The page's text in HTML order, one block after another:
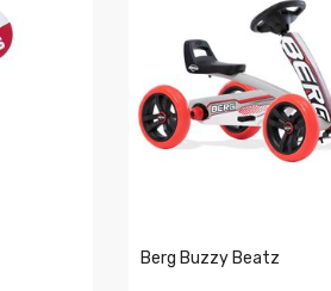
Berg Buzzy Beatz